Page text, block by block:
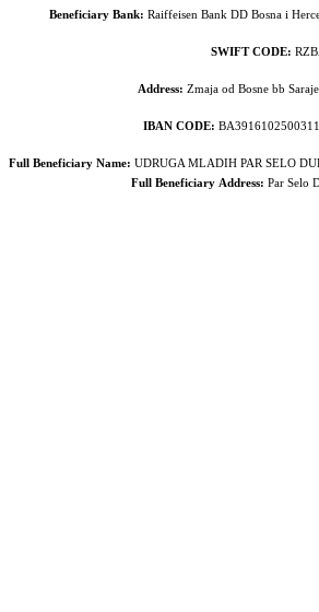
Beneficiary Bank: Raiffeisen Bank DD Bosna i
SWIFT CODE:
Address:Zmaja od Bosne bb
IBAN CODE:
Full Beneficiary Name: UDRUGA MLADIH PAR SELO
Full Beneficiary Address: Par Selo